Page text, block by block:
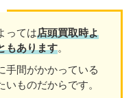
っては店頭買取時よ
もあります。
手間がかかっている
ものだからです。